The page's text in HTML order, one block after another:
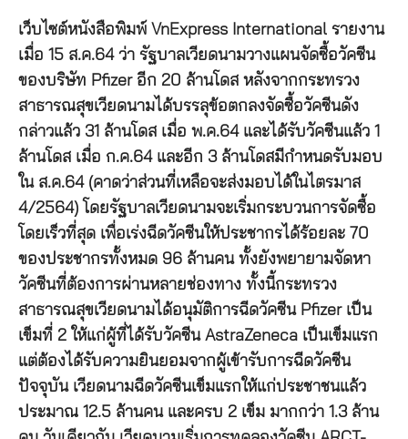
เว็บไซต์หนังสือพิมพ์ VnExpress International รายงาน
เมื่อ 15 ส.ค.64 ว่า รัฐบาลเวียดนามวางแผนจัดซื้อวัคซีน
ของบริษัท Pfizer อีก 20 ล้านโดส หลังจากกระทรวง
สาธารณสุขเวียดนามได้บรรลุข้อตกลงจัดซื้อวัคซีนดัง
กล่าวแล้ว 31 ล้านโดส เมื่อ พ.ค.64 และได้รับวัคซีนแล้ว 1
ล้านโดส เมื่อ ก.ค.64 และอีก 3 ล้านโดสมีกำหนดรับมอบ
ใน ส.ค.64 (คาดว่าส่วนที่เหลือจะส่งมอบได้ในไตรมาส
4/2564) โดยรัฐบาลเวียดนามจะเริ่มกระบวนการจัดซื้อ
โดยเร็วที่สุด เพื่อเร่งฉีดวัคซีนให้ประชากรได้ร้อยละ 70
ของประชากรทั้งหมด 96 ล้านคน ทั้งยังพยายามจัดหา
วัคซีนที่ต้องการผ่านหลายช่องทาง ทั้งนี้กระทรวง
สาธารณสุขเวียดนามได้อนุมัติการฉีดวัคซีน Pfizer เป็น
เข็มที่ 2 ให้แก่ผู้ที่ได้รับวัคซีน AstraZeneca เป็นเข็มแรก
แต่ต้องได้รับความยินยอมจากผู้เข้ารับการฉีดวัคซีน
ปัจจุบัน เวียดนามฉีดวัคซีนเข็มแรกให้แก่ประชาชนแล้ว
ประมาณ 12.5 ล้านคน และครบ 2 เข็ม มากกว่า 1.3 ล้าน